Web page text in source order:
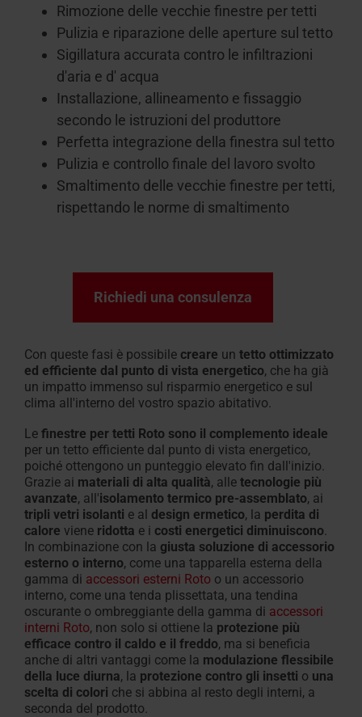
Rimozione delle vecchie finestre per tetti
Pulizia e riparazione delle aperture sul tetto
Sigillatura accurata contro le infiltrazioni
d'aria e d' acqua
Installazione, allineamento e fissaggio
secondo le istruzioni del produttore
Perfetta integrazione della finestra sul tetto
Pulizia e controllo finale del
lavoro svolto
Smaltimento delle vecchie finestre per tetti,
rispettando le norme di smaltimento
Richiedi una consulenza
Con queste fasi è possibile creare un tetto ottimizzato
ed efficiente dal punto di vista energetico, che ha già
un impatto immenso sul risparmio energetico e sul
clima all'interno del vostro spazio abitativo.
Le finestre per tetti Roto sono il complemento ideale
per un tetto efficiente dal punto di vista energetico,
poiché ottengono un punteggio elevato fin dall'inizio.
Grazie ai materiali di alta qualità, alle tecnologie più
avanzate, all'isolamento termico pre-assemblato, ai
tripli vetri isolanti e al design ermetico, la perdita di
calore viene ridotta e i costi energetici diminuiscono.
In combinazione con la giusta soluzione di accessorio
esterno o interno, come una tapparella esterna della
gamma di accessori esterni Roto o un accessorio
interno, come una tenda plissettata, una tendina
oscurante o ombreggiante della gamma di accessori
interni Roto, non solo si ottiene la protezione più
efficace contro il caldo e il freddo, ma si beneficia
anche di altri vantaggi come la modulazione flessibile
della luce diurna, la protezione contro gli insetti o una
scelta di colori che si abbina al resto degli interni, a
seconda del prodotto.